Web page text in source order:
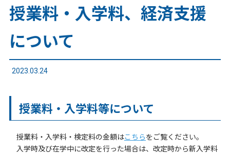
授業料・入学料、経済支援
について
2023.03.24
授業料・入学料等について
授業料・入学料・検定料の金額はこちらをご覧ください。
入学時及び在学中に改定を行った場合は、改定時から新入学料